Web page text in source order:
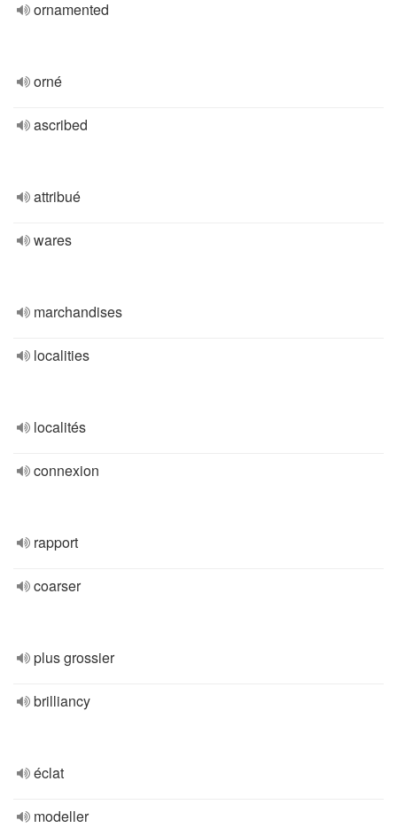
ornamented
orné
ascribed
attribué
wares
marchandises
localities
localités
connexion
rapport
coarser
plus grossier
brilliancy
éclat
modeller